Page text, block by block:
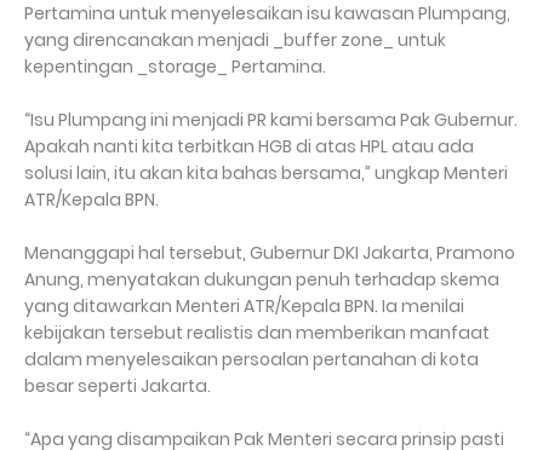
Pertamina untuk menyelesaikan isu kawasan Plumpang,
yang direncanakan menjadi _buffer zone_ untuk
kepentingan _storage_ Pertamina.
“Isu Plumpang ini menjadi PR kami bersama Pak Gubernur.
Apakah nanti kita terbitkan HGB di atas HPL atau ada
solusi lain, itu akan kita bahas bersama,” ungkap Menteri
ATR/Kepala BPN.
Menanggapi hal tersebut, Gubernur DKI Jakarta, Pramono
Anung, menyatakan dukungan penuh terhadap skema
yang ditawarkan Menteri ATR/Kepala BPN. Ia menilai
kebijakan tersebut realistis dan memberikan manfaat
dalam menyelesaikan persoalan pertanahan di kota
besar seperti Jakarta.
“Apa yang disampaikan Pak Menteri secara prinsip pasti